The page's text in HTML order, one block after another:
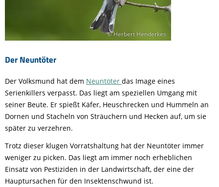
Der Neuntöter
© Herbert Henderkes
Der Volksmund hat dem Neuntöter das Image eines
Serienkillers verpasst. Das liegt am speziellen Umgang mit
seiner Beute. Er spießt Käfer, Heuschrecken und Hummeln an
Dornen und Stacheln von Sträuchern und Hecken auf, um sie
später zu verzehren.
Trotz dieser klugen Vorratshaltung hat der Neuntöter immer
weniger zu picken. Das liegt am immer noch erheblichen
Einsatz von Pestiziden in der Landwirtschaft, der eine der
Hauptursachen für den Insektenschwund ist.